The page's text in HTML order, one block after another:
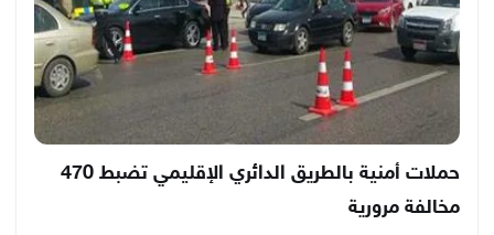
حملات أمنية بالطريق الدائري الإقليمي تضبط 470
مخالفة مرورية